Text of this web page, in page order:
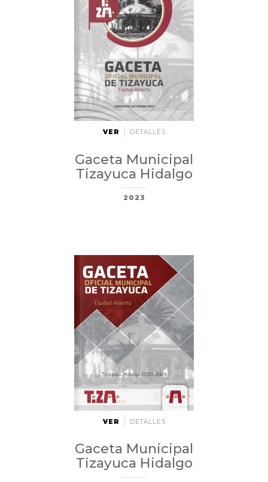
VER DETALLES
Gaceta Municipal
Tizayuca Hidalgo
2023
VER DETALLES
Gaceta Municipal
Tizayuca Hidalgo